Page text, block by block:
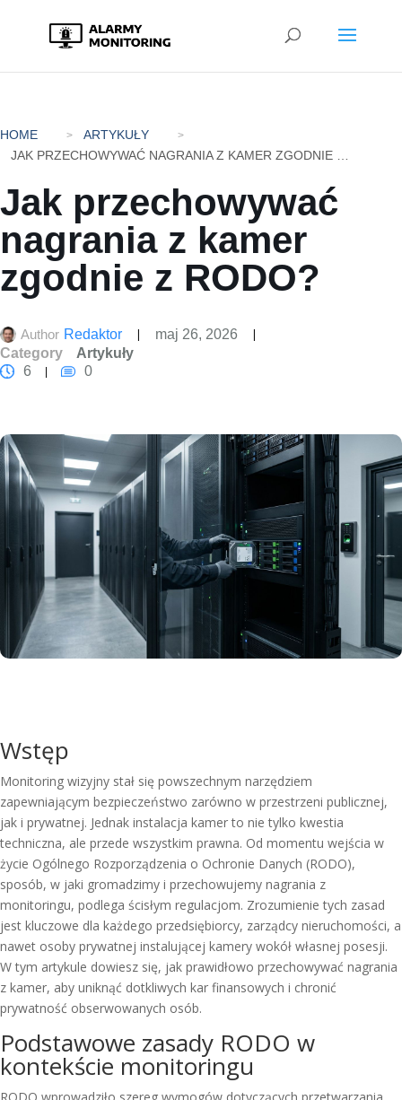
HOME
ARTYKUŁY
Jak przechowywać
nagrania z kamer
zgodnie z RODO?
Author Redaktor
maj 26, 2026
Category
Artykuły
6
0
Wstęp
Monitoring wizyjny stał się powszechnym narzędziem
zapewniającym bezpieczeństwo zarówno w przestrzeni publicznej,
jak i prywatnej. Jednak instalacja kamer to nie tylko kwestia
techniczna, ale przede wszystkim prawna. Od momentu wejścia w
życie Ogólnego Rozporządzenia o Ochronie Danych (RODO),
sposób, w jaki gromadzimy i przechowujemy nagrania z
monitoringu, podlega ścisłym regulacjom. Zrozumienie tych zasad
jest kluczowe dla każdego przedsiębiorcy, zarządcy nieruchomości, a
nawet osoby prywatnej instalującej kamery wokół własnej posesji.
W tym artykule dowiesz się, jak prawidłowo przechowywać nagrania
z kamer, aby uniknąć dotkliwych kar finansowych i chronić
prywatność obserwowanych osób.
Podstawowe zasady RODO w
kontekście monitoringu